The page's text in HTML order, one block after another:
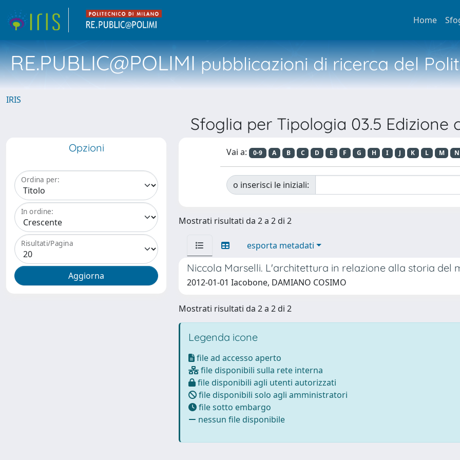
Home
RE.PUBLIC@POLIMIpubblicazioni di ricerca del
IRIS
Sfoglia per Tipologia 03.5 Edizione
Opzioni
Ordina per:
In ordine:
Risultati/Pagina
Vai a: 0-9 A B C D E F G H I J K L M N
o inserisci le iniziali:
Mostrati risultati da 2 a 2 di 2
esporta metadati
Niccola Marselli. L'architettura in relazione alla storia del
2012-01-01 Iacobone, DAMIANO COSIMO
Mostrati risultati da 2 a 2 di 2
Legenda icone
file ad accesso aperto
file disponibili sulla rete interna
file disponibili agli utenti autorizzati
file disponibili solo agli amministratori
file sotto embargo
nessun file disponibile